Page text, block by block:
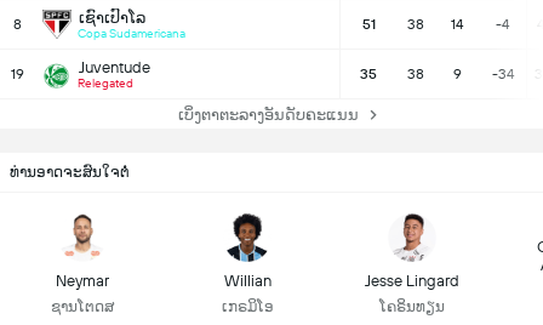
8 ເຊົາເປົາໂລ
Copa Sudamericana
51 38 14 -4
19 Juventude
Relegated
35 38 9 -34
ເບິ່ງຕາຕະລາງອັນດັບຄະແນນ
ທ່ານອາດຈະສົນໃຈຕໍ່
Neymar
ຊານໂຕດສ
Willian
ເກຣມິໂອ
Jesse Lingard
ໂຄຣິນທຽນ